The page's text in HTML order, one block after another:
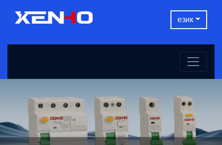
език